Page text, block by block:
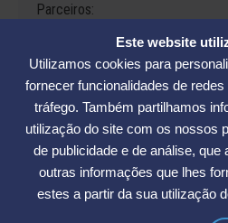
Este website
Utilizamos cookies para
fornecer funcionalidades de
tráfego. Também partilhamos
utilização do site com os nossos
de publicidade e de análise,
outras informações que lhes
estes a partir da sua utilização
Parceiros:
Avenida César Seara, 560 -
- (48) 3234-2089 - (48) 3233-5370. |
Sede de Praia: Rua Elke Hering, 70,
Telefone 48 3365-5789 | E-mail: